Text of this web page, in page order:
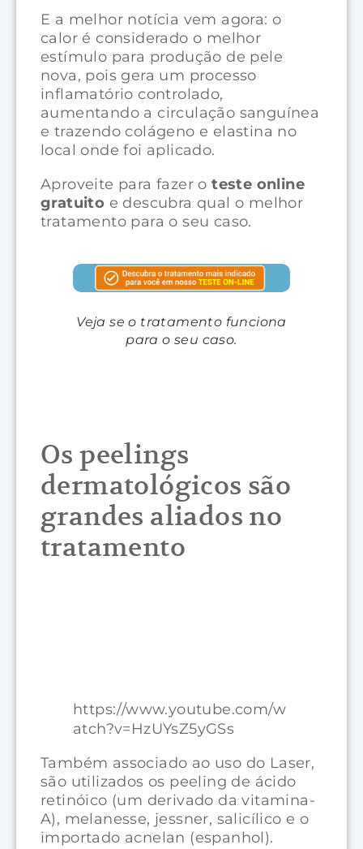
E a melhor notícia vem agora: o
calor é considerado o melhor
estímulo para produção de pele
nova, pois gera um processo
inflamatório controlado,
aumentando a circulação sanguínea
e trazendo colágeno e elastina no
local onde foi aplicado.
Aproveite para fazer oteste online
gratuito e descubra qual o melhor
tratamento para o seu caso.
Veja se o tratamento funciona
para o seu caso.
Os peelings
dermatológicos são
grandes aliados no
tratamento
https://www.youtube.com/w
atch?v=HzUYsZ5yGSs
Também associado ao uso do Laser,
são utilizados os peeling de ácido
retinóico (um derivado da vitamina-
A), melanesse, jessner, salicílico e o
importado acnelan (espanhol).